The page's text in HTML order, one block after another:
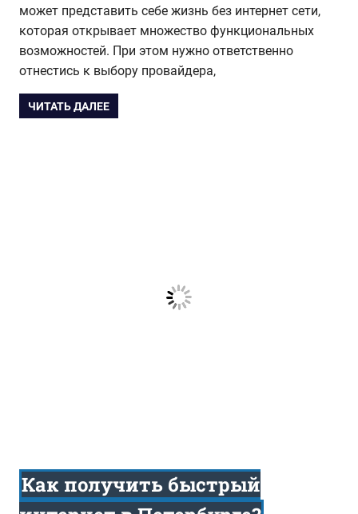
может представить себе жизнь без интернет сети,
которая открывает множество функциональных
возможностей. При этом нужно ответственно
отнестись к выбору провайдера,
ЧИТАТЬ ДАЛЕЕ
Как получить быстрый